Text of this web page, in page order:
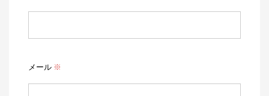
メール ※